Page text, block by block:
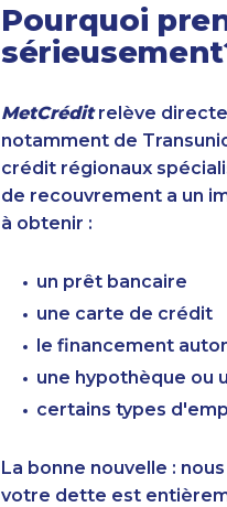
Pourquoi
MetCréditrelève
notamment de
crédit régionaux
de recouvrement a un
à obtenir :
un prêt bancaire
une carte de crédit
le financement
une hypothèque ou
certains types
La bonne nouvelle :
votre dette est